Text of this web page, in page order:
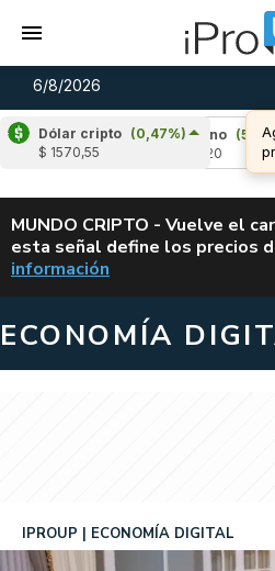
6/8/2026
Dólar cripto (0,47%)
$ 1570,55
Cardano (5,01%)
ALERTA
MUNDO CRIPTO - Vuelve el
esta señal define los precios
información
ECONOMÍA
IPROUP ECONOMÍA DIGITAL